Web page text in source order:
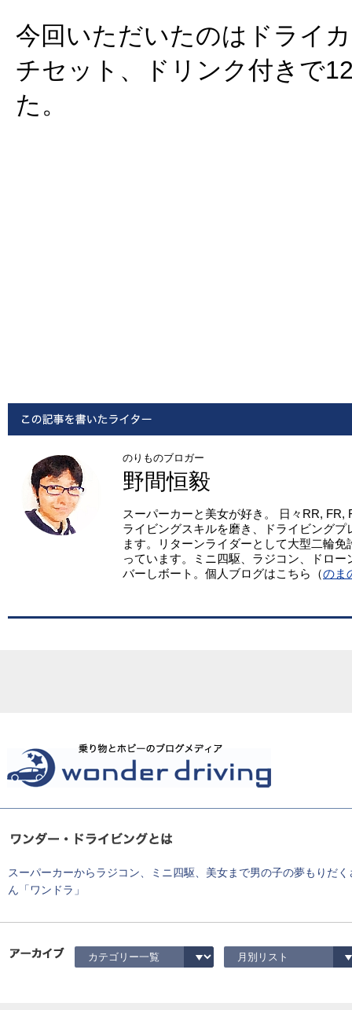
今回いただいたのはドライ
チセット、ドリンク付きで
た。
のりものブロガー
野間恒毅
スーパーカーと美女が好き。 日々RR, FR,
ライビングスキルを磨き、ドライビングプ
ます。リターンライダーとして大型二輪
っています。ミニ四駆、ラジコン、ドロ
バーしボート。個人ブログはこちら（のま
スーパーカーからラジコン、ミニ四駆、美女まで男の子の夢もりだく
ん「ワンドラ」